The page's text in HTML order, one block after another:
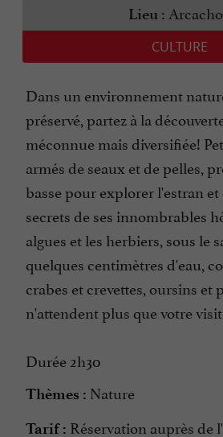
Lieu :
CULTURE
Dans un environnement
préservé, partez à la
méconnue mais diversifiée!
armés de seaux et de pelles,
basse pour explorer l'estran
secrets de ses innombrables
algues et les herbiers, sous le
quelques centimètres d'eau,
crabes et crevettes, oursins et
n'attendent plus que votre
Durée 2h30
Thèmes : Nature
Tarif : Réservation auprès de